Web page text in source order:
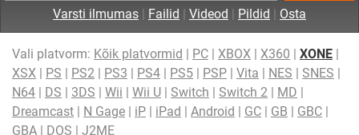
Varsti ilmumas | Failid | Videod | Pildid | Osta
Vali platvorm: Kõik platvormid | PC | XBOX | X360 | XONE |
XSX | PS | PS2 | PS3 | PS4 | PS5 | PSP | Vita | NES | SNES |
N64 | DS | 3DS | Wii | Wii U | Switch | Switch 2 | MD |
Dreamcast | N Gage | iP | iPad | Android | GC | GB | GBC |
GBA | DOS | J2ME